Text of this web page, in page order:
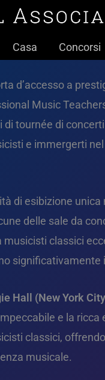
Casa Concorsi
d’accesso a
Music
tournée di
e immergerti
di esibizione unica
delle sale da
classici
significativamente
Hall (New York
e la
classici,
musicale.